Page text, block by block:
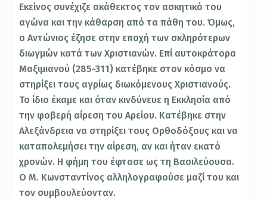
Εκείνος συνέχιζε ακάθεκτος τον ασκητικό του
αγώνα και την κάθαρση από τα πάθη του. Όμως,
ο Αντώνιος έζησε στην εποχή των σκληρότερων
διωγμών κατά των Χριστιανών. Επί αυτοκράτορα
Μαξιμιανού (285-311) κατέβηκε στον κόσμο να
στηρίξει τους αγρίως διωκόμενους Χριστιανούς.
Το ίδιο έκαμε και όταν κινδύνευε η Εκκλησία από
την φοβερή αίρεση του Αρείου. Κατέβηκε στην
Αλεξάνδρεια να στηρίξει τους Ορθοδόξους και να
καταπολεμήσει την αίρεση, αν και ήταν εκατό
χρονών. Η φήμη του έφτασε ως τη Βασιλεύουσα.
Ο Μ. Κωνσταντίνος αλληλογραφούσε μαζί του και
τον συμβουλεύονταν.